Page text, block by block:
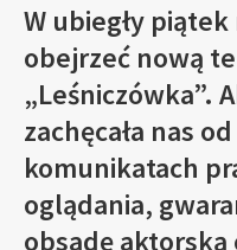
W ubiegły
obejrzeć nową
„Leśniczówka”.
zachęcała nas
komunikatach
oglądania,
obsadę